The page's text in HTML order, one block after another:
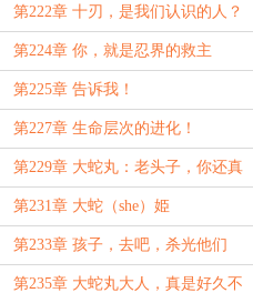
小鬼一定也在！
第222章 十刃，是我们认识的人？
第224章 你，就是忍界的救主
第225章 告诉我！
第227章 生命层次的进化！
第229章 大蛇丸：老头子，你还真
是眼瞎啊！
第231章 大蛇（she）姫
第233章 孩子，去吧，杀光他们
第235章 大蛇丸大人，真是好久不